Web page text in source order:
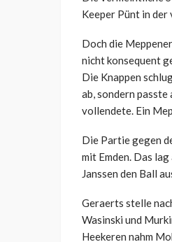
Keeper Pünt in
Doch die
nicht konsequent
Die Knappen
ab, sondern
vollendete. Ein
Die Partie gegen
mit Emden. Das
Janssen den Ball
Geraerts stelle
Wasinski und
Heekeren nahm